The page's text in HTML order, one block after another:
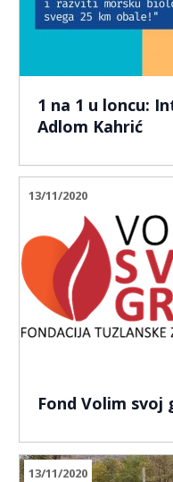
1 na 1 u loncu:
Adlom Kahrić
13/11/2020
Fond Volim svoj
13/11/2020